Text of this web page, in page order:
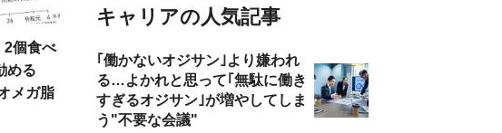
2個食べ
める
メガ脂
キャリアの人気記事
｢働かないオジサン｣より嫌われ
る…よかれと思って｢無駄に働き
すぎるオジサン｣が増やしてしま
う"不要な会議"